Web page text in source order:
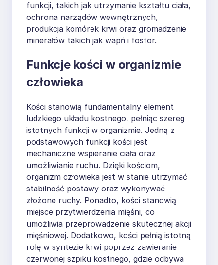
funkcji, takich jak utrzymanie kształtu ciała,
ochrona narządów wewnętrznych,
produkcja komórek krwi oraz gromadzenie
minerałów takich jak wapń i fosfor.
Funkcje kości w organizmie
człowieka
Kości stanowią fundamentalny element
ludzkiego układu kostnego, pełniąc szereg
istotnych funkcji w organizmie. Jedną z
podstawowych funkcji kości jest
mechaniczne wspieranie ciała oraz
umożliwianie ruchu. Dzięki kościom,
organizm człowieka jest w stanie utrzymać
stabilność postawy oraz wykonywać
złożone ruchy. Ponadto, kości stanowią
miejsce przytwierdzenia mięśni, co
umożliwia przeprowadzenie skutecznej akcji
mięśniowej. Dodatkowo, kości pełnią istotną
rolę w syntezie krwi poprzez zawieranie
czerwonej szpiku kostnego, gdzie odbywa